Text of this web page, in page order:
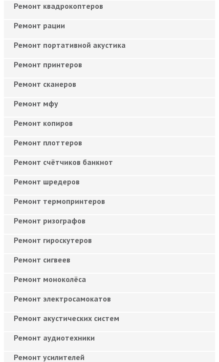
Ремонт квадрокоптеров
Ремонт рации
Ремонт портативной акустика
Ремонт принтеров
Ремонт сканеров
Ремонт мфу
Ремонт копиров
Ремонт плоттеров
Ремонт счётчиков банкнот
Ремонт шредеров
Ремонт термопринтеров
Ремонт ризографов
Ремонт гироскутеров
Ремонт сигвеев
Ремонт моноколёса
Ремонт электросамокатов
Ремонт акустических систем
Ремонт аудиотехники
Ремонт усилителей